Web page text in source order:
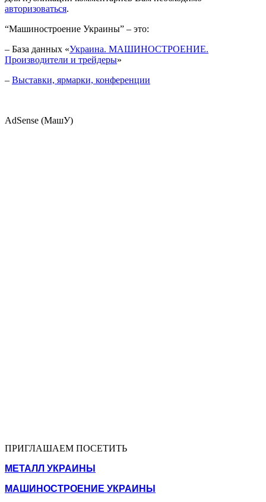
авторизоваться.
“Машиностроение Украины” – это:
– База данных «Украина. МАШИНОСТРОЕНИЕ.
Производители и трейдеры»
– Выставки, ярмарки, конференции
AdSense (МашУ)
ПРИГЛАШАЕМ ПОСЕТИТЬ
МЕТАЛЛ УКРАИНЫ
МАШИНОСТРОЕНИЕ УКРАИНЫ